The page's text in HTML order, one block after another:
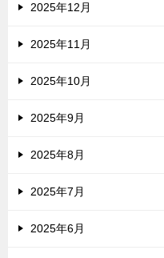
2025年12月
2025年11月
2025年10月
2025年9月
2025年8月
2025年7月
2025年6月